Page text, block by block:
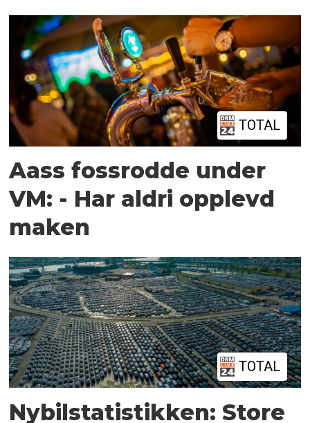
TOTAL
Aass fossrodde under
VM: - Har aldri opplevd
maken
TOTAL
Nybilstatistikken: Store